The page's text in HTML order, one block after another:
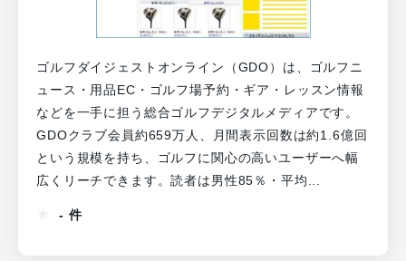
ゴルフダイジェストオンライン（GDO）は、ゴルフニ
ュース・用品EC・ゴルフ場予約・ギア・レッスン情報
などを一手に担う総合ゴルフデジタルメディアです。
GDOクラブ会員約659万人、月間表示回数は約1.6億回
という規模を持ち、ゴルフに関心の高いユーザーへ幅
広くリーチできます。読者は男性85％・平均...
- 件